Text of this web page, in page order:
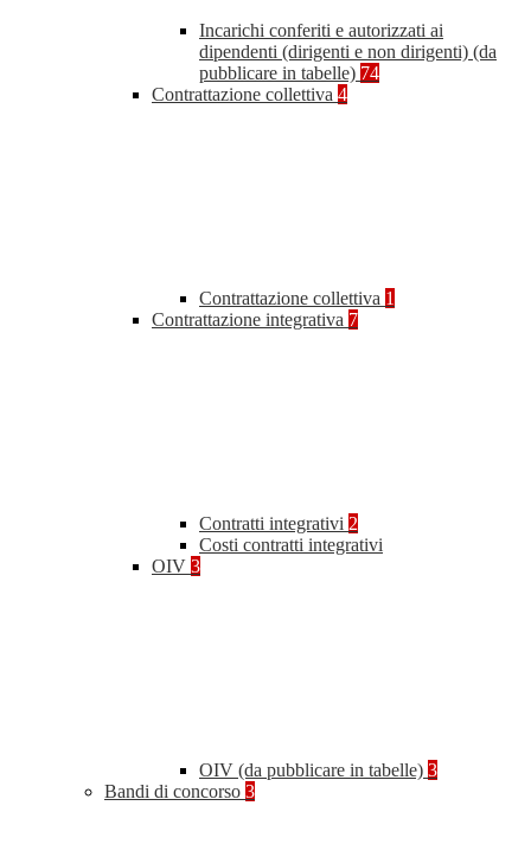
Incarichi conferiti e autorizzati ai
dipendenti (dirigenti e non dirigenti) (da
pubblicare in tabelle) 74
Contrattazione collettiva 4
Contrattazione collettiva 1
Contrattazione integrativa 7
Contratti integrativi 2
Costi contratti integrativi
OIV 3
OIV (da pubblicare in tabelle) 3
Bandi di concorso 3